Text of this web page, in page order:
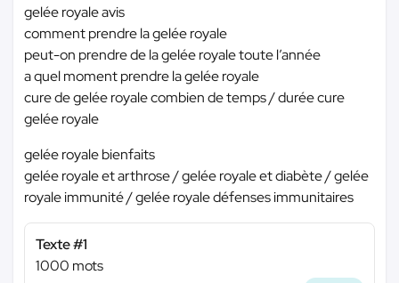
gelée royale avis
comment prendre la gelée royale
peut-on prendre de la gelée royale toute l’année
a quel moment prendre la gelée royale
cure de gelée royale combien de temps / durée cure
gelée royale
gelée royale bienfaits
gelée royale et arthrose / gelée royale et diabète / gelée
royale immunité / gelée royale défenses immunitaires
Texte #1
1000 mots